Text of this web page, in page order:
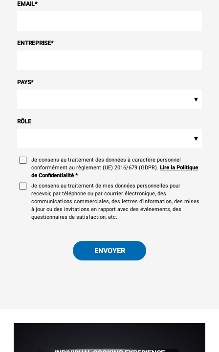
EMAIL*
ENTREPRISE*
PAYS*
▾
RÔLE
▾
Je consens au traitement des données à caractère personnel
conformément au règlement (UE) 2016/679 (GDPR). Lire la Politique
de Confidentialité *
Je consens au traitement de mes données personnelles pour
recevoir, par téléphone ou par courrier électronique, des
communications commerciales, des lettres d'information, des mises
à jour ou des invitations en rapport avec des événements, des
questionnaires de satisfaction, etc.
ENVOYER